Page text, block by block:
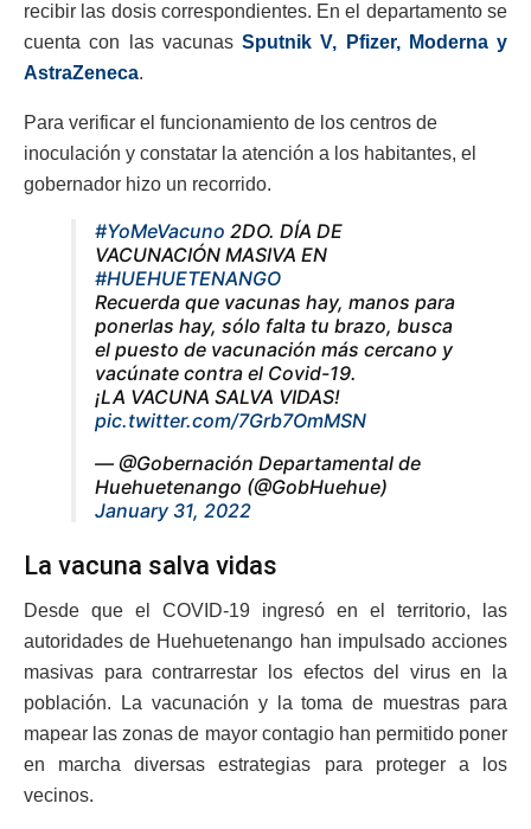
recibir las dosis correspondientes. En el departamento se
cuenta con las vacunas Sputnik V, Pfizer, Moderna y
AstraZeneca.
Para verificar el funcionamiento de los centros de
inoculación y constatar la atención a los habitantes, el
gobernador hizo un recorrido.
#YoMeVacuno 2DO. DÍA DE
VACUNACIÓN MASIVA EN
#HUEHUETENANGO
Recuerda que vacunas hay, manos para
ponerlas hay, sólo falta tu brazo, busca
el puesto de vacunación más cercano y
vacúnate contra el Covid-19.
¡LA VACUNA SALVA VIDAS!
pic.twitter.com/7Grb7OmMSN
— @Gobernación Departamental de
Huehuetenango (@GobHuehue)
January 31, 2022
La vacuna salva vidas
Desde que el COVID-19 ingresó en el territorio, las
autoridades de Huehuetenango han impulsado acciones
masivas para contrarrestar los efectos del virus en la
población. La vacunación y la toma de muestras para
mapear las zonas de mayor contagio han permitido poner
en marcha diversas estrategias para proteger a los
vecinos.